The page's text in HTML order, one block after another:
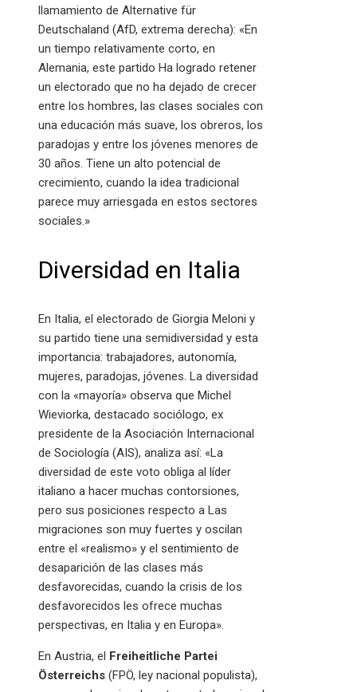
llamamiento de Alternative für
Deutschaland (AfD, extrema derecha): «En
un tiempo relativamente corto, en
Alemania, este partido Ha logrado retener
un electorado que no ha dejado de crecer
entre los hombres, las clases sociales con
una educación más suave, los obreros, los
paradojas y entre los jóvenes menores de
30 años. Tiene un alto potencial de
crecimiento, cuando la idea tradicional
parece muy arriesgada en estos sectores
sociales.»
Diversidad en Italia
En Italia, el electorado de Giorgia Meloni y
su partido tiene una semidiversidad y esta
importancia: trabajadores, autonomía,
mujeres, paradojas, jóvenes. La diversidad
con la «mayoría» observa que Michel
Wieviorka, destacado sociólogo, ex
presidente de la Asociación Internacional
de Sociología (AIS), analiza así: «La
diversidad de este voto obliga al líder
italiano a hacer muchas contorsiones,
pero sus posiciones respecto a Las
migraciones son muy fuertes y oscilan
entre el «realismo» y el sentimiento de
desaparición de las clases más
desfavorecidas, cuando la crisis de los
desfavorecidos les ofrece muchas
perspectivas, en Italia y en Europa».
En Austria, el Freiheitliche Partei
Österreichs (FPÖ, ley nacional populista),